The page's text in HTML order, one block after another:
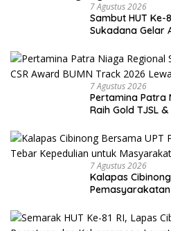
7 Agustus 2026
Sambut HUT Ke-
Sukadana Gelar
7 Agustus 2026
Pertamina Patra
Raih Gold TJSL
7 Agustus 2026
Kalapas
Sosial